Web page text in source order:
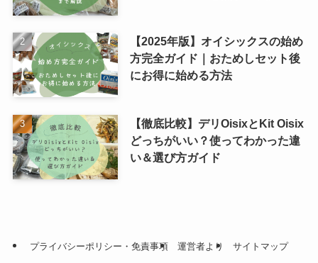
【2025年版】オイシックスの始め
方完全ガイド｜おためしセット後
にお得に始める方法
【徹底比較】デリOisixとKit Oisix
どっちがいい？使ってわかった違
い＆選び方ガイド
プライバシーポリシー・免責事項 運営者より サイトマップ